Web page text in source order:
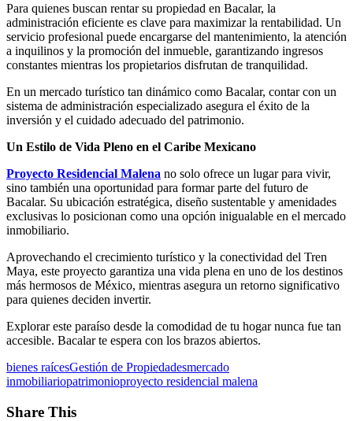
Para quienes buscan rentar su propiedad en Bacalar, la
administración eficiente es clave para maximizar la rentabilidad. Un
servicio profesional puede encargarse del mantenimiento, la atención
a inquilinos y la promoción del inmueble, garantizando ingresos
constantes mientras los propietarios disfrutan de tranquilidad.
En un mercado turístico tan dinámico como Bacalar, contar con un
sistema de administración especializado asegura el éxito de la
inversión y el cuidado adecuado del patrimonio.
Un Estilo de Vida Pleno en el Caribe Mexicano
Proyecto Residencial Malena no solo ofrece un lugar para vivir,
sino también una oportunidad para formar parte del futuro de
Bacalar. Su ubicación estratégica, diseño sustentable y amenidades
exclusivas lo posicionan como una opción inigualable en el mercado
inmobiliario.
Aprovechando el crecimiento turístico y la conectividad del Tren
Maya, este proyecto garantiza una vida plena en uno de los destinos
más hermosos de México, mientras asegura un retorno significativo
para quienes deciden invertir.
Explorar este paraíso desde la comodidad de tu hogar nunca fue tan
accesible. Bacalar te espera con los brazos abiertos.
bienes raícesGestión de Propiedadesmercado
inmobiliariopatrimonioproyecto residencial malena
Share This